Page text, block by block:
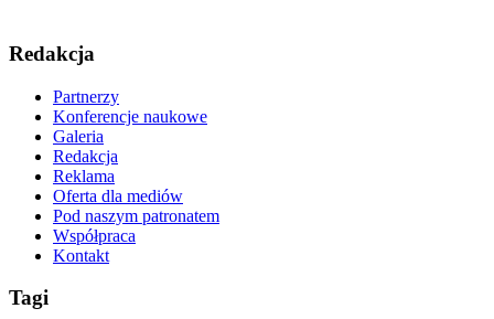
Redakcja
Partnerzy
Konferencje naukowe
Galeria
Redakcja
Reklama
Oferta dla mediów
Pod naszym patronatem
Współpraca
Kontakt
Tagi